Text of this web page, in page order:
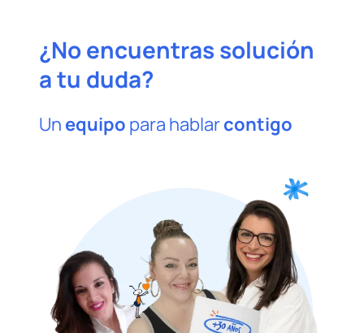
¿No encuentras solución
a tu duda?
Un equipo para hablarcontigo